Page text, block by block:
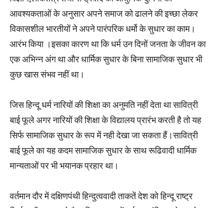
आवश्यकताओं के अनुसार अपने समाज को ढालने की इच्छा लेकर
विकासशील भारतीयों ने अपने पारंपरिक धर्मो के सुधार का काम।
आरंभ किया ।इसका कारण था कि धर्म उन दिनों जनता के जीवन का
एक अभिन्न अंग था और धार्मिक सुधार के बिना सामाजिक सुधार भी
कुछ खास संभव नहीं था।
जिस हिन्दू धर्म नारियों की शिक्षा का अनुमति नहीं देता था सावित्री
बाई फूले अगर नारियों की शिक्षा के विद्यालय प्रारंभ करती है तो यह
सिर्फ सामाजिक सुधार के रूप में नही देखा जा सकता हैं।सावित्री
बाई फूले का यह कदम सामाजिक सुधार के साथ रूढिवादी धार्मिक
मान्यताओं पर भी भयानक प्रहार था।
वर्तमान दौर में दक्षिणपंथी हिन्दुत्ववादी ताकतें देश को हिन्दू राष्ट्र